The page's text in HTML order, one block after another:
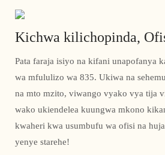
Kichwa kilichopinda,
Pata faraja isiyo na kifani unapofanya
wa mfululizo wa 835. Ukiwa na
na mto mzito, viwango vyako vya tija
wako ukiendelea kuungwa mkono
kwaheri kwa usumbufu wa ofisi na
yenye starehe!